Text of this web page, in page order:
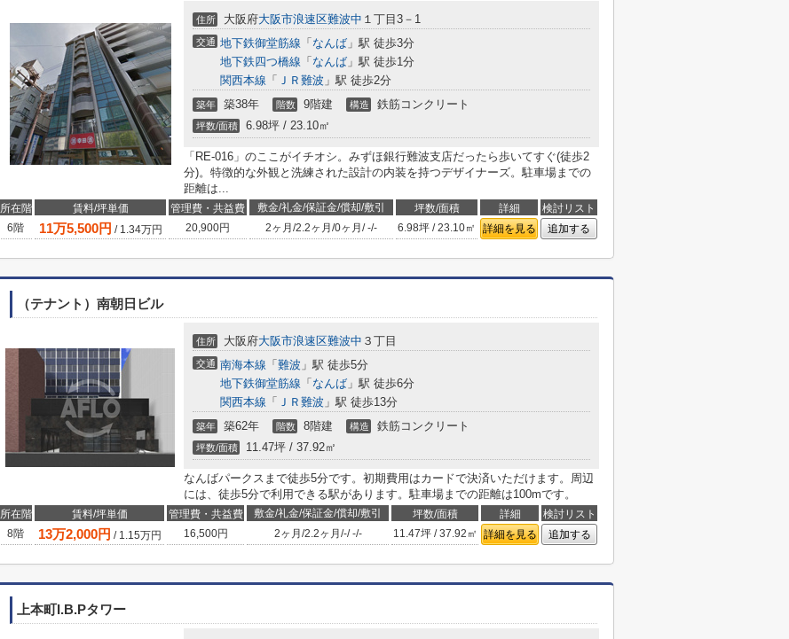
住所 大阪府大阪市浪速区難波中 １丁目3－1
交通 地下鉄御堂筋線 「 なんば 」駅 徒歩3分
地下鉄四つ橋線 「 なんば 」駅 徒歩1分
関西本線 「 ＪＲ難波 」駅 徒歩2分
築年 築38年 階数 9階建 構造 鉄筋コンクリート
坪数/面積 6.98坪 / 23.10㎡
「RE-016」のここがイチオシ。みずほ銀行難波支店だったら歩いてすぐ(徒歩2
分)。特徴的な外観と洗練された設計の内装を持つデザイナーズ。駐車場までの
距離は...
所在階 賃料/坪単価 管理費・共益費 敷金/礼金/保証金/償却/敷引 坪数/面積 詳細
検討リスト
6階
11万5,500円 / 1.34万円 20,900円 2ヶ月 /2.2ヶ月 /0ヶ月 /-/- 6.98坪 / 23.10㎡ 詳細を見る 追加する
（テナント）南朝日ビル
住所 大阪府大阪市浪速区難波中 ３丁目
交通 南海本線 「 難波 」駅 徒歩5分
地下鉄御堂筋線 「 なんば 」駅 徒歩6分
関西本線 「 ＪＲ難波 」駅 徒歩13分
築年 築62年 階数 8階建 構造 鉄筋コンクリート
坪数/面積 11.47坪 / 37.92㎡
なんばパークスまで徒歩5分です。初期費用はカードで決済いただけます。周辺
には、徒歩5分で利用できる駅があります。駐車場までの距離は100mです。
所在階 賃料/坪単価 管理費・共益費 敷金/礼金/保証金/償却/敷引 坪数/面積 詳細
検討リスト
8階
13万2,000円 / 1.15万円 16,500円 2ヶ月 /2.2ヶ月 /-/-/- 11.47坪 / 37.92㎡ 詳細を見る 追加する
上本町I.B.Pタワー